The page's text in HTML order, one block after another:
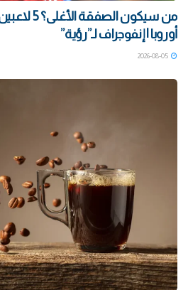
من سيكون
أوروبا | إنفوجراف لـ”رؤية”